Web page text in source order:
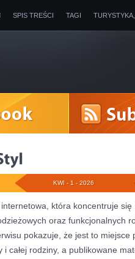
SPIS TREŚCI TAGI
KWI - 1 - 2026
która koncentruje
oraz funkcjonalnych
pokazuje, że jest to miejsce
i całej rodziny, a publikowane